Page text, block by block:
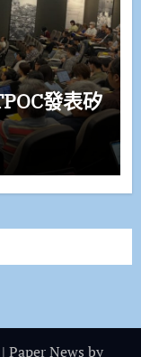
發表矽
| Paper News by